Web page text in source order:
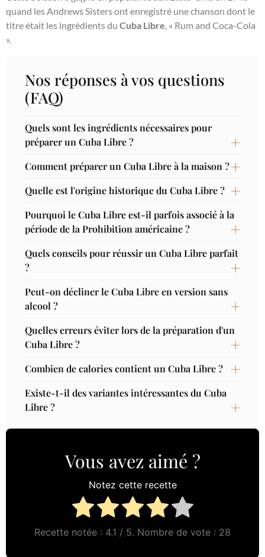
quand les Andrews Sisters ont enregistré une chanson dont le
titre était les ingrédients du Cuba Libre, « Rum and Coca-Cola
».
Nos réponses à vos questions
(FAQ)
Quels sont les ingrédients nécessaires pour
préparer un Cuba Libre ?
Comment préparer un Cuba Libre à la maison ?
Quelle est l'origine historique du Cuba Libre ?
Pourquoi le Cuba Libre est-il parfois associé à la
période de la Prohibition américaine ?
Quels conseils pour réussir un Cuba Libre parfait
?
Peut-on décliner le Cuba Libre en version sans
alcool ?
Quelles erreurs éviter lors de la préparation d'un
Cuba Libre ?
Combien de calories contient un Cuba Libre ?
Existe-t-il des variantes intéressantes du Cuba
Libre ?
Vous avez aimé ?
Notez cette recette
Recette notée : 4.1 / 5. Nombre de vote : 28